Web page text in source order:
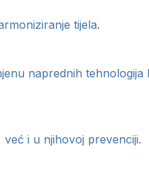
tijela.
naprednih tehnologija
i u njihovoj prevenciji.